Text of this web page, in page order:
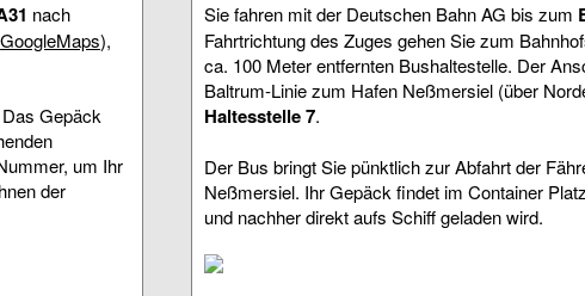
nach
GoogleMaps),
Gepäck
um Ihr
der
Sie fahren mit der Deutschen Bahn AG bis zum
Fahrtrichtung des Zuges gehen Sie zum
ca. 100 Meter entfernten Bushaltestelle. Der
Baltrum-Linie zum Hafen Neßmersiel (über
Haltesstelle 7.
Der Bus bringt Sie pünktlich zur Abfahrt der
Neßmersiel. Ihr Gepäck findet im Container
und nachher direkt aufs Schiff geladen wird.